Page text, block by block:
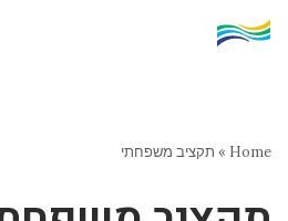
Home
» תקציב משפחתי